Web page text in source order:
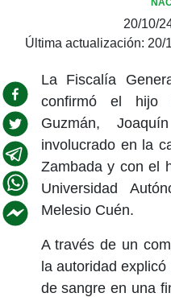
20/10/
Última actualización: 20/
La Fiscalía
confirmó el hijo
Guzmán,
involucrado en la
Zambada y con el
Universidad
Melesio Cuén.
A través de un
la autoridad
de sangre en una